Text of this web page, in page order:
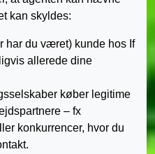
kan skyldes:
har du været) kunde hos If
allerede dine
køber legitime
– fx
konkurrencer, hvor du